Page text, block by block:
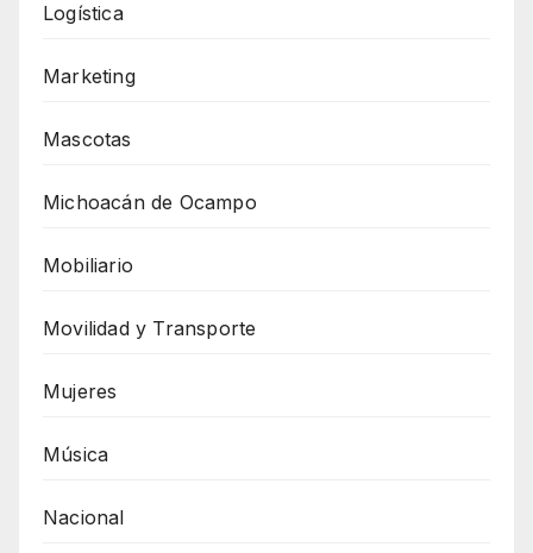
Logística
Marketing
Mascotas
Michoacán de Ocampo
Mobiliario
Movilidad y Transporte
Mujeres
Música
Nacional